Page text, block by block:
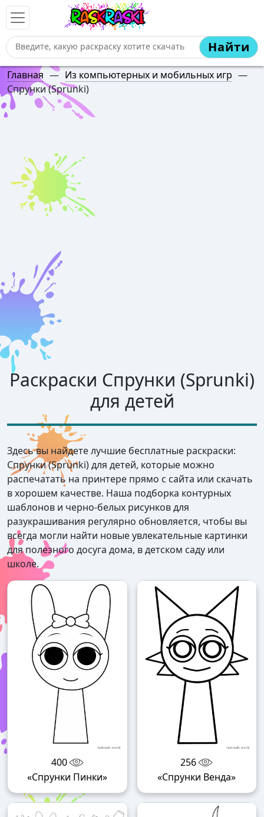
Найти
Главная — Из компьютерных и мобильных игр —
Спрунки (Sprunki)
Раскраски Спрунки (Sprunki)
для детей
Здесь вы найдете лучшие бесплатные раскраски:
Спрунки (Sprunki) для детей, которые можно
распечатать на принтере прямо с сайта или скачать
в хорошем качестве. Наша подборка контурных
шаблонов и черно-белых рисунков для
разукрашивания регулярно обновляется, чтобы вы
всегда могли найти новые увлекательные картинки
для полезного досуга дома, в детском саду или
школе.
400
«Спрунки Пинки»
256
«Спрунки Венда»